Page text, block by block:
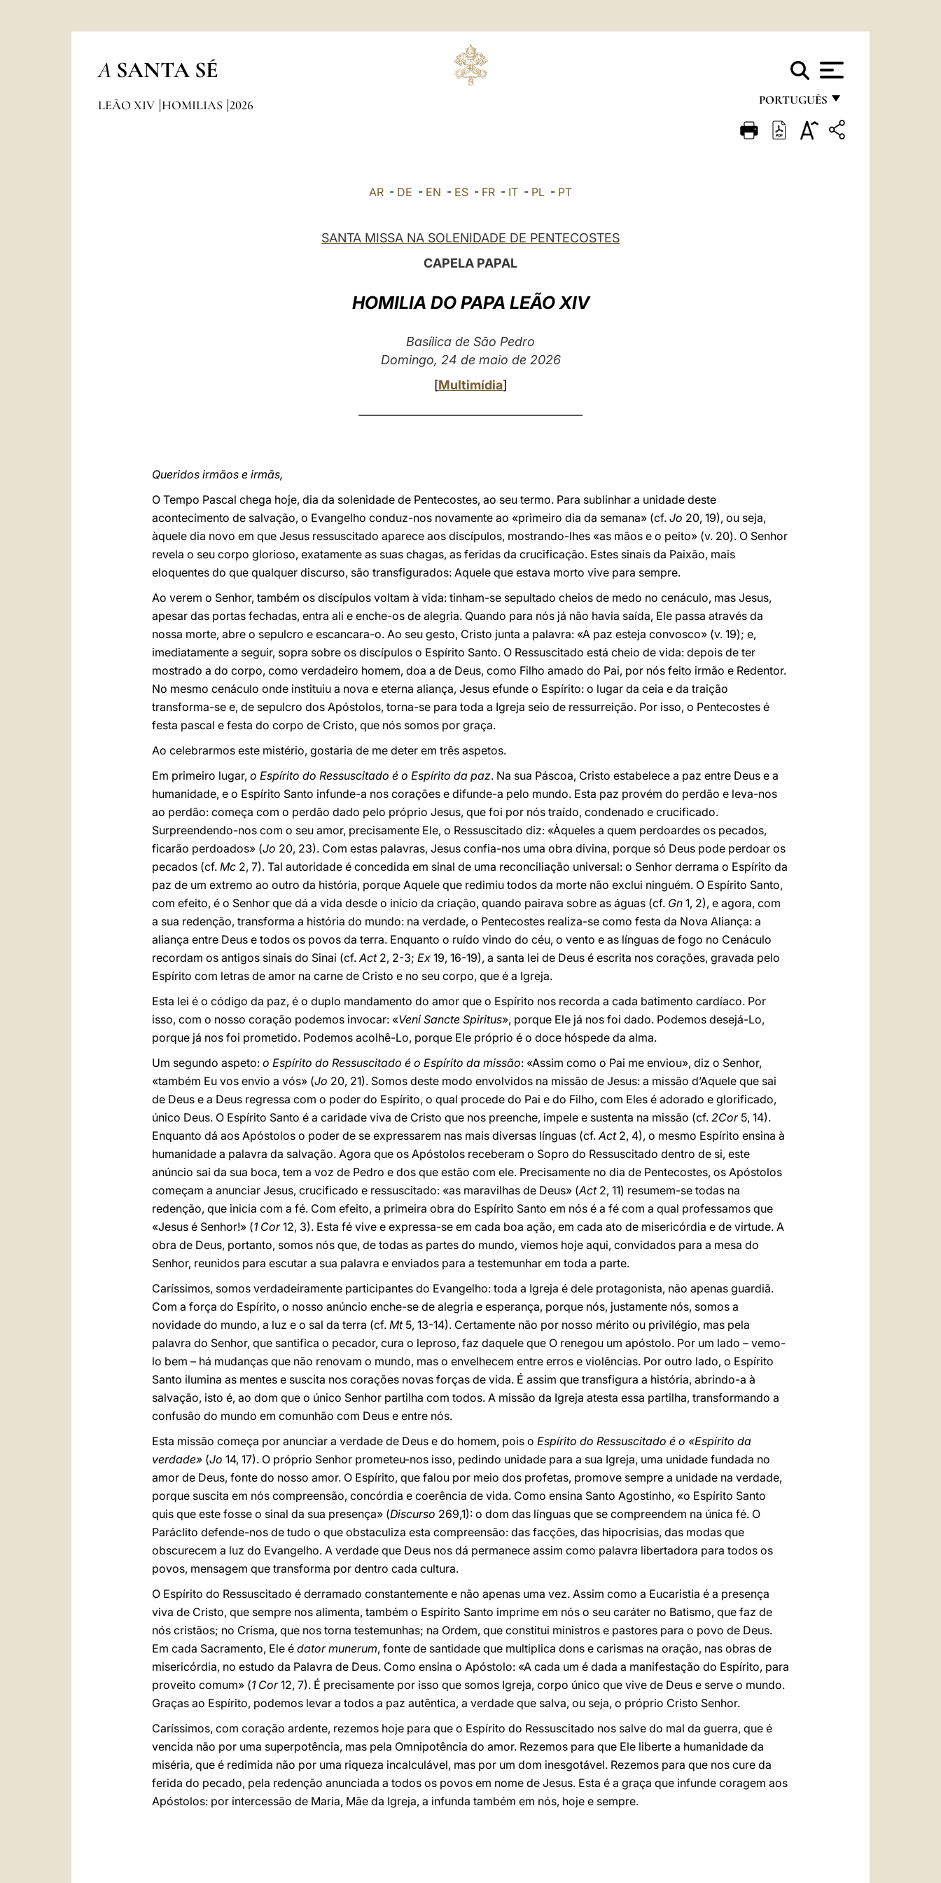
A SANTA SÉ
PORTUGUÊS
FRANÇAIS
LEÃO XIV HOMILIAS 2026
AR - DE - EN - ES - FR - IT - PL - PT
SANTA MISSA NA SOLENIDADE DE PENTECOSTES
CAPELA PAPAL
HOMILIA DO PAPA LEÃO XIV
Basílica de São Pedro
Domingo, 24 de maio de 2026
[Multimídia]
Queridos irmãos e irmãs,
O Tempo Pascal chega hoje, dia da solenidade de Pentecostes, ao seu termo. Para sublinhar a unidade deste
acontecimento de salvação, o Evangelho conduz-nos novamente ao «primeiro dia da semana» (cf. Jo 20, 19), ou seja,
àquele dia novo em que Jesus ressuscitado aparece aos discípulos, mostrando-lhes «as mãos e o peito» (v. 20). O Senhor
revela o seu corpo glorioso, exatamente as suas chagas, as feridas da crucificação. Estes sinais da Paixão, mais
eloquentes do que qualquer discurso, são transfigurados: Aquele que estava morto vive para sempre.
Ao verem o Senhor, também os discípulos voltam à vida: tinham-se sepultado cheios de medo no cenáculo, mas Jesus,
apesar das portas fechadas, entra ali e enche-os de alegria. Quando para nós já não havia saída, Ele passa através da
nossa morte, abre o sepulcro e escancara-o. Ao seu gesto, Cristo junta a palavra: «A paz esteja convosco» (v. 19); e,
imediatamente a seguir, sopra sobre os discípulos o Espírito Santo. O Ressuscitado está cheio de vida: depois de ter
mostrado a do corpo, como verdadeiro homem, doa a de Deus, como Filho amado do Pai, por nós feito irmão e Redentor.
No mesmo cenáculo onde instituiu a nova e eterna aliança, Jesus efunde o Espírito: o lugar da ceia e da traição
transforma-se e, de sepulcro dos Apóstolos, torna-se para toda a Igreja seio de ressurreição. Por isso, o Pentecostes é
festa pascal e festa do corpo de Cristo, que nós somos por graça.
Ao celebrarmos este mistério, gostaria de me deter em três aspetos.
Em primeiro lugar, o Espírito do Ressuscitado é o Espírito da paz. Na sua Páscoa, Cristo estabelece a paz entre Deus e a
humanidade, e o Espírito Santo infunde-a nos corações e difunde-a pelo mundo. Esta paz provém do perdão e leva-nos
ao perdão: começa com o perdão dado pelo próprio Jesus, que foi por nós traído, condenado e crucificado.
Surpreendendo-nos com o seu amor, precisamente Ele, o Ressuscitado diz: «Àqueles a quem perdoardes os pecados,
ficarão perdoados» (Jo 20, 23). Com estas palavras, Jesus confia-nos uma obra divina, porque só Deus pode perdoar os
pecados (cf. Mc 2, 7). Tal autoridade é concedida em sinal de uma reconciliação universal: o Senhor derrama o Espírito da
paz de um extremo ao outro da história, porque Aquele que redimiu todos da morte não exclui ninguém. O Espírito Santo,
com efeito, é o Senhor que dá a vida desde o início da criação, quando pairava sobre as águas (cf. Gn 1, 2), e agora, com
a sua redenção, transforma a história do mundo: na verdade, o Pentecostes realiza-se como festa da Nova Aliança: a
aliança entre Deus e todos os povos da terra. Enquanto o ruído vindo do céu, o vento e as línguas de fogo no Cenáculo
recordam os antigos sinais do Sinai (cf.Act2, 2-3; Ex 19, 16-19), a santa lei de Deus é escrita nos corações, gravada pelo
Espírito com letras de amor na carne de Cristo e no seu corpo, que é a Igreja.
Esta lei é o código da paz, é o duplo mandamento do amor que o Espírito nos recorda a cada batimento cardíaco. Por
isso, com o nosso coração podemos invocar: «Veni Sancte Spiritus», porque Ele já nos foi dado. Podemos desejá-Lo,
porque já nos foi prometido. Podemos acolhê-Lo, porque Ele próprio é o doce hóspede da alma.
Um segundo aspeto: o Espírito do Ressuscitado é o Espírito da missão: «Assim como o Pai me enviou», diz o Senhor,
«também Eu vos envio a vós» (Jo 20, 21). Somos deste modo envolvidos na missão de Jesus: a missão d’Aquele que sai
de Deus e a Deus regressa com o poder do Espírito, o qual procede do Pai e do Filho, com Eles é adorado e glorificado,
único Deus. O Espírito Santo é a caridade viva de Cristo que nos preenche, impele e sustenta na missão (cf. 2Cor5, 14).
Enquanto dá aos Apóstolos o poder de se expressarem nas mais diversas línguas (cf.Act2, 4), o mesmo Espírito ensina à
humanidade a palavra da salvação. Agora que os Apóstolos receberam o Sopro do Ressuscitado dentro de si, este
anúncio sai da sua boca, tem a voz de Pedro e dos que estão com ele. Precisamente no dia de Pentecostes, os Apóstolos
começam a anunciar Jesus, crucificado e ressuscitado: «as maravilhas de Deus» (Act2, 11) resumem-se todas na
redenção, que inicia com a fé. Com efeito, a primeira obra do Espírito Santo em nós é a fé com a qual professamos que
«Jesus é Senhor!» (1 Cor12, 3). Esta fé vive e expressa-se em cada boa ação, em cada ato de misericórdia e de virtude. A
obra de Deus, portanto, somos nós que, de todas as partes do mundo, viemos hoje aqui, convidados para a mesa do
Senhor, reunidos para escutar a sua palavra e enviados para a testemunhar em toda a parte.
Caríssimos, somos verdadeiramente participantes do Evangelho: toda a Igreja é dele protagonista, não apenas guardiã.
Com a força do Espírito, o nosso anúncio enche-se de alegria e esperança, porque nós, justamente nós, somos a
novidade do mundo, a luz e o sal da terra (cf. Mt5, 13-14). Certamente não por nosso mérito ou privilégio, mas pela
palavra do Senhor, que santifica o pecador, cura o leproso, faz daquele que O renegou um apóstolo. Por um lado – vemo-
lo bem – há mudanças que não renovam o mundo, mas o envelhecem entre erros e violências. Por outro lado, o Espírito
Santo ilumina as mentes e suscita nos corações novas forças de vida. É assim que transfigura a história, abrindo-a à
salvação, isto é, ao dom que o único Senhor partilha com todos. A missão da Igreja atesta essa partilha, transformando a
confusão do mundo em comunhão com Deus e entre nós.
Esta missão começa por anunciar a verdade de Deus e do homem, pois o Espírito do Ressuscitado é o «Espírito da
verdade» (Jo 14, 17). O próprio Senhor prometeu-nos isso, pedindo unidade para a sua Igreja, uma unidade fundada no
amor de Deus, fonte do nosso amor. O Espírito, que falou por meio dos profetas, promove sempre a unidade na verdade,
porque suscita em nós compreensão, concórdia e coerência de vida. Como ensina Santo Agostinho, «o Espírito Santo
quis que este fosse o sinal da sua presença» (Discurso 269,1): o dom das línguas que se compreendem na única fé. O
Paráclito defende-nos de tudo o que obstaculiza esta compreensão: das facções, das hipocrisias, das modas que
obscurecem a luz do Evangelho. A verdade que Deus nos dá permanece assim como palavra libertadora para todos os
povos, mensagem que transforma por dentro cada cultura.
O Espírito do Ressuscitado é derramado constantemente e não apenas uma vez. Assim como a Eucaristia é a presença
viva de Cristo, que sempre nos alimenta, também o Espírito Santo imprime em nós o seu caráter no Batismo, que faz de
nós cristãos; no Crisma, que nos torna testemunhas; na Ordem, que constitui ministros e pastores para o povo de Deus.
Em cada Sacramento, Ele é dator munerum, fonte de santidade que multiplica dons e carismas na oração, nas obras de
misericórdia, no estudo da Palavra de Deus. Como ensina o Apóstolo: «A cada um é dada a manifestação do Espírito, para
proveito comum» (1 Cor12, 7). É precisamente por isso que somos Igreja, corpo único que vive de Deus e serve o mundo.
Graças ao Espírito, podemos levar a todos a paz autêntica, a verdade que salva, ou seja, o próprio Cristo Senhor.
Caríssimos, com coração ardente, rezemos hoje para que o Espírito do Ressuscitado nos salve do mal da guerra, que é
vencida não por uma superpotência, mas pela Omnipotência do amor. Rezemos para que Ele liberte a humanidade da
miséria, que é redimida não por uma riqueza incalculável, mas por um dom inesgotável. Rezemos para que nos cure da
ferida do pecado, pela redenção anunciada a todos os povos em nome de Jesus. Esta é a graça que infunde coragem aos
Apóstolos: por intercessão de Maria, Mãe da Igreja, a infunda também em nós, hoje e sempre.